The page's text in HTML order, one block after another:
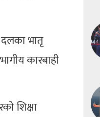
दलका भातृ
कारबाही
शिक्षा